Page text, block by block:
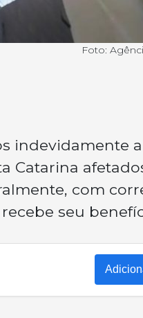
Foto:
indevidamente a
Catarina
com
seu